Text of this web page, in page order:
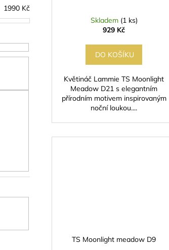
1990 Kč
Skladem (1 ks)
929 Kč
DO KOŠÍKU
Květináč Lammie TS Moonlight
Meadow D21 s elegantním
přírodním motivem inspirovaným
noční loukou....
TS Moonlight meadow D9